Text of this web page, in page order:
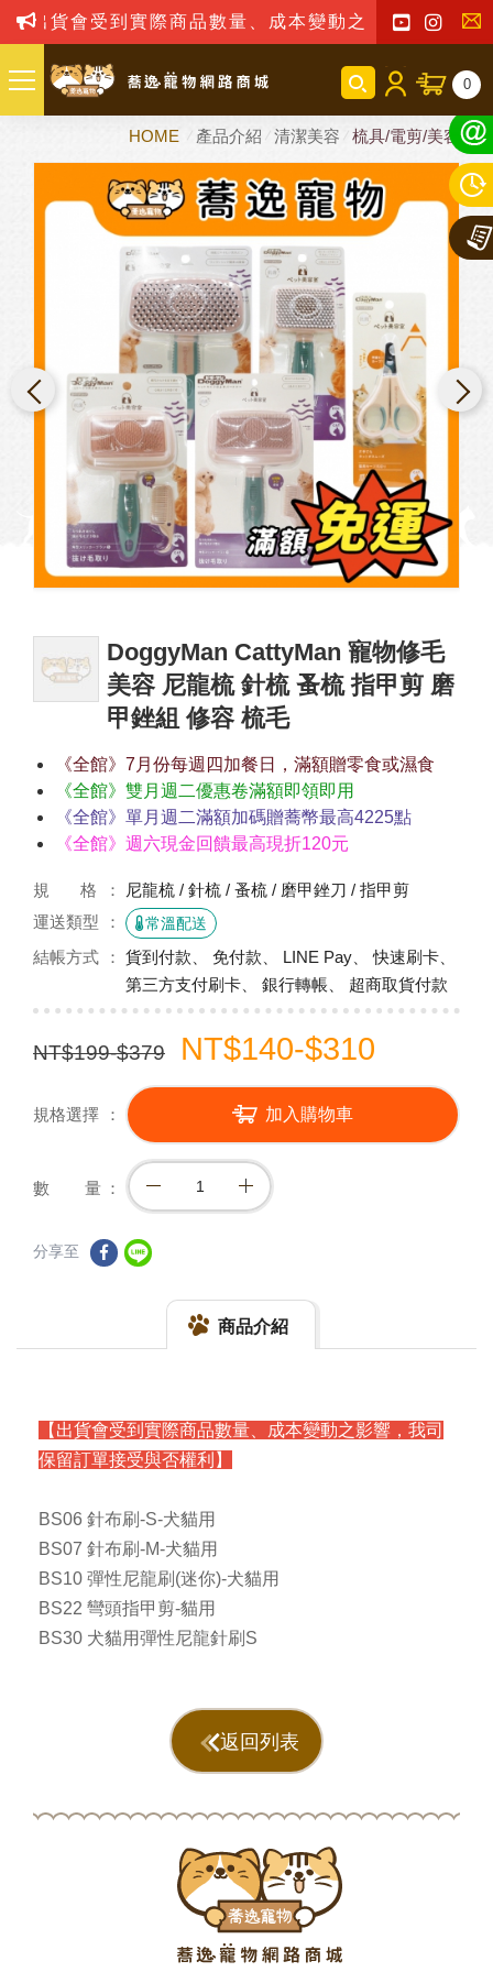
出貨會受到實際商品數量、成本變動之影響，我司保留
聯
我
們
0
HOME 產品介紹 清潔美容 梳具/電剪/美容剪
DoggyMan CattyMan 寵物修毛
美容 尼龍梳 針梳 蚤梳 指甲剪 磨
甲銼組 修容 梳毛
《全館》7月份每週四加餐日，滿額贈零食或濕食
《全館》雙月週二優惠卷滿額即領即用
《全館》單月週二滿額加碼贈蕎幣最高4225點
《全館》週六現金回饋最高現折120元
規 格
尼龍梳 / 針梳 / 蚤梳 / 磨甲銼刀 / 指甲剪
運送類型
常溫配送
結帳方式
貨到付款、 免付款、 LINE Pay、 快速刷卡、
第三方支付刷卡、 銀行轉帳、 超商取貨付款
NT$199-$379 NT$140-$310
規格選擇 加入購物車
數 量
分享至
商品介紹
【出貨會受到實際商品數量、成本變動之影響，我司
保留訂單接受與否權利】
BS06 針布刷-S-犬貓用
BS07 針布刷-M-犬貓用
BS10 彈性尼龍刷(迷你)-犬貓用
BS22 彎頭指甲剪-貓用
BS30 犬貓用彈性尼龍針刷S
返回列表